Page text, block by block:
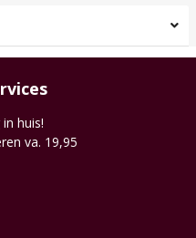
huis!
va. 19,95